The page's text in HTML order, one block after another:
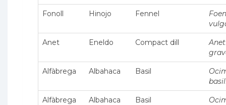
Fonoll Hinojo Fennel
Anet Eneldo Compact dill
Alfàbrega Albahaca Basil
Alfàbrega
Albahaca
Basil